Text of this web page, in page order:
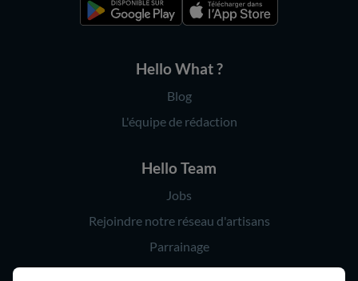
Hello What ?
Blog
L'équipe de rédaction
Hello Team
Jobs
Rejoindre notre réseau d'artisans
Parrainage